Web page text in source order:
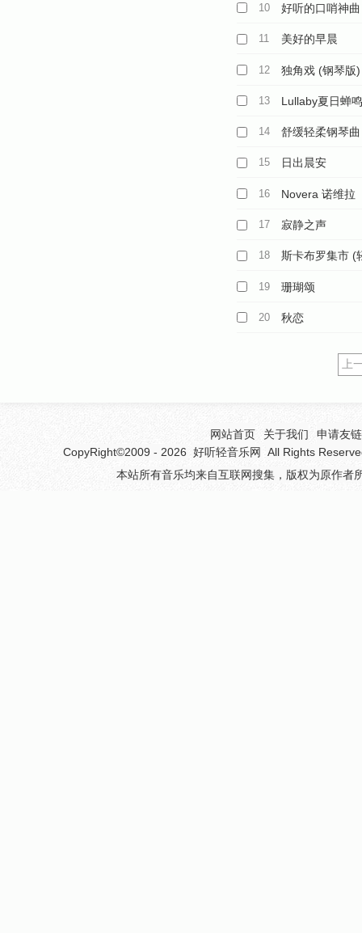
10 好听的口哨神
11 美好的早晨
12 独角戏 (钢琴版)
13 Lullaby夏日蝉
14 舒缓轻柔钢琴曲
15 日出晨安
16 Novera 诺维拉
17 寂静之声
18 斯卡布罗集市 (
19 珊瑚颂
20 秋恋
上
网站首页 关于我们
申请友
CopyRight©2009 - 2026 好听轻音乐网
All Rights
本站所有音乐均来自互联网搜集，版权为原作者